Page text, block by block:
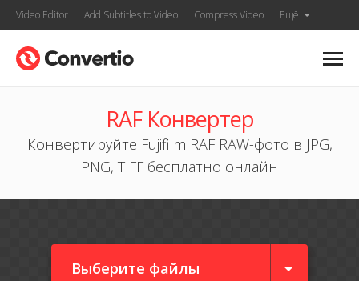
Video Editor Add Subtitles to Video Compress Video Ещё
RAF Конвертер
Конвертируйте Fujifilm RAF RAW-фото в JPG,
PNG, TIFF бесплатно онлайн
Выберите файлы